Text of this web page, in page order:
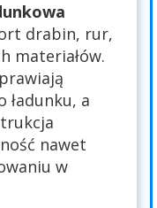
drabin, rur,
materiałów.
ładunku, a
nawet
w